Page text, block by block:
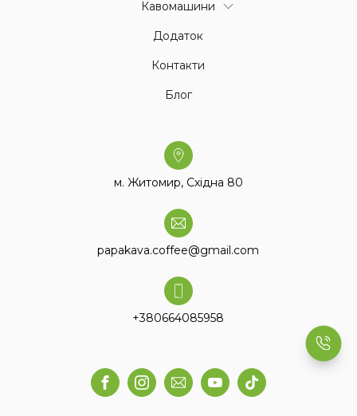
Кавомашини
Додаток
Контакти
Блог
м. Житомир, Східна 80
papakava.coffee@gmail.com
+380664085958